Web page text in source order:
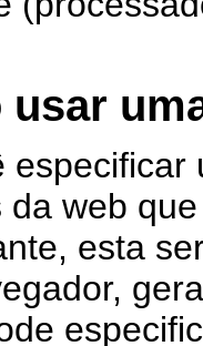
usar
especificar
da web
esta